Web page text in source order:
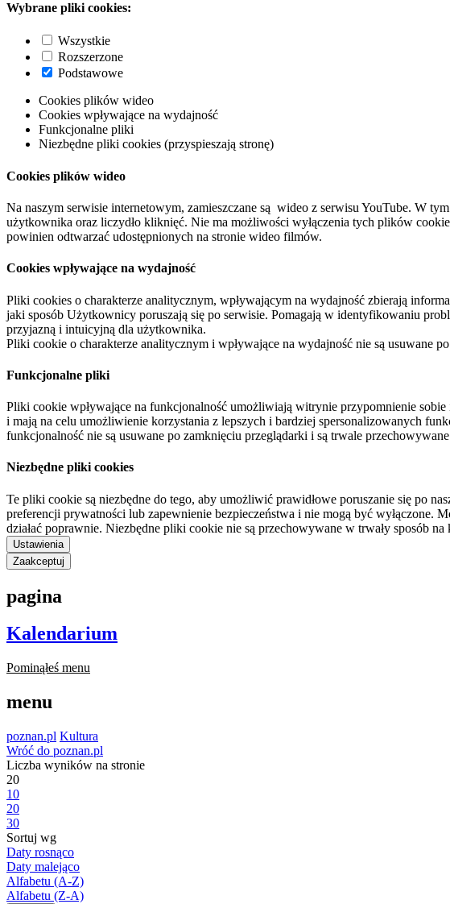
Wybrane pliki cookies:
Wszystkie
Rozszerzone
Podstawowe
Cookies plików wideo
Cookies wpływające na wydajność
Funkcjonalne pliki
Niezbędne pliki cookies (przyspieszają stronę)
Cookies plików wideo
Na naszym serwisie internetowym, zamieszczane są wideo z serwisu YouTube. W
użytkownika oraz liczydło kliknięć. Nie ma możliwości wyłączenia tych plików
powinien odtwarzać udostępnionych na stronie wideo filmów.
Cookies wpływające na wydajność
Pliki cookies o charakterze analitycznym, wpływającym na wydajność zbierają
jaki sposób Użytkownicy poruszają się po serwisie. Pomagają w identyfikowaniu
przyjazną i intuicyjną dla użytkownika.
Pliki cookie o charakterze analitycznym i wpływające na wydajność nie są usuwane
Funkcjonalne pliki
Pliki cookie wpływające na funkcjonalność umożliwiają witrynie przypomnienie
i mają na celu umożliwienie korzystania z lepszych i bardziej spersonalizowanych
funkcjonalność nie są usuwane po zamknięciu przeglądarki i są trwale
Niezbędne pliki cookies
Te pliki cookie są niezbędne do tego, aby umożliwić prawidłowe poruszanie się po
preferencji prywatności lub zapewnienie bezpieczeństwa i nie mogą być wyłączone.
działać poprawnie. Niezbędne pliki cookie nie są przechowywane w trwały sposób
Ustawienia
Zaakceptuj
pagina
Kalendarium
Pominąłeś menu
menu
poznan.pl Kultura
Wróć do poznan.pl
Liczba wyników na stronie
20
10
20
30
Sortuj wg
Daty rosnąco
Daty malejąco
Alfabetu (A-Z)
Alfabetu (Z-A)